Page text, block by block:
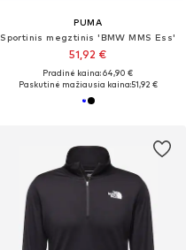
PUMA
Sportinis megztinis 'BMW MMS Ess'
51,92 €
Pradinė kaina: 64,90 €
Paskutinė mažiausia kaina:51,92 €